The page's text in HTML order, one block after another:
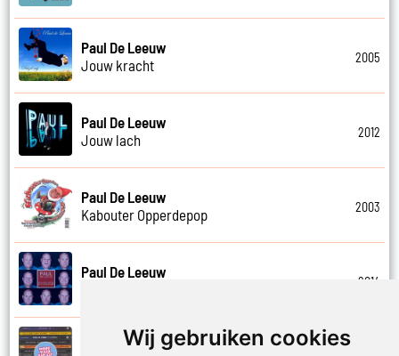
Wij gebruiken cookies
Paul De Leeuw
Jouw kracht
2005
Paul De Leeuw
Jouw lach
2012
Paul De Leeuw
Kabouter Opperdepop
2003
Paul De Leeuw
2014
Paul De Leeuw en Adje